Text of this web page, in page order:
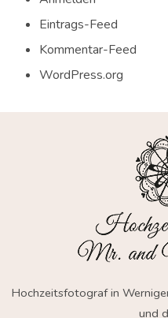
Eintrags-Feed
Kommentar-Feed
WordPress.org
Hochzeitsfotograf in
und